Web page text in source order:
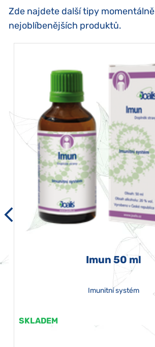
Zde najdete další tipy momentálně
nejoblíbenějších produktů.
Imun 50 ml
Imunitní systém
SKLADEM